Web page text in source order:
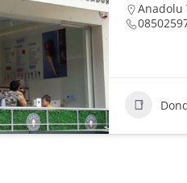
Anadolu